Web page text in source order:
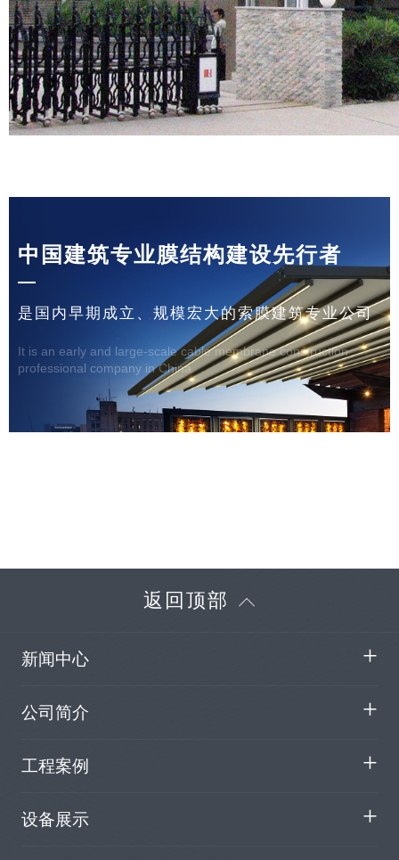
中国建筑专业膜结构建设先行者
是国内早期成立、规模宏大的索膜建筑专业公司
It is an early and large-scale cable membrane construction
professional company in China
返回顶部
新闻中心
公司简介
工程案例
设备展示